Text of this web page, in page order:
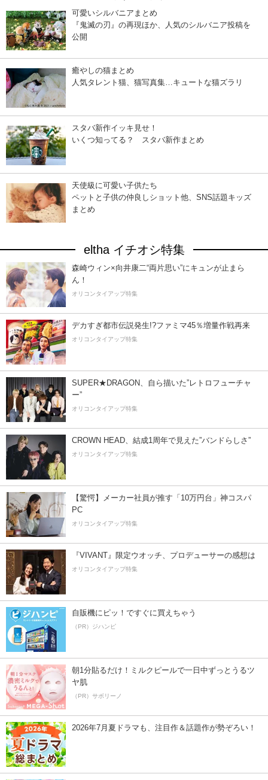
可愛いシルバニアまとめ
『鬼滅の刃』の再現ほか、人気のシルバニア投稿を
公開
癒やしの猫まとめ
人気タレント猫、猫写真集…キュートな猫ズラリ
スタバ新作イッキ見せ！
いくつ知ってる？ スタバ新作まとめ
天使級に可愛い子供たち
ペットと子供の仲良しショット他、SNS話題キッズ
まとめ
eltha イチオシ特集
森崎ウィン×向井康二“両片思い”にキュンが止まら
ん！
オリコンタイアップ特集
デカすぎ都市伝説発生!?ファミマ45％増量作戦再来
オリコンタイアップ特集
SUPER★DRAGON、自ら描いた”レトロフューチャ
ー”
オリコンタイアップ特集
CROWN HEAD、結成1周年で見えた”バンドらしさ”
オリコンタイアップ特集
【驚愕】メーカー社員が推す「10万円台」神コスパ
PC
オリコンタイアップ特集
『VIVANT』限定ウオッチ、プロデューサーの感想は
オリコンタイアップ特集
自販機にピッ！ですぐに買えちゃう
（PR）ジハンピ
朝1分貼るだけ！ミルクピールで一日中ずっとうるツ
ヤ肌
（PR）サボリーノ
2026年7月夏ドラマも、注目作＆話題作が勢ぞろい！